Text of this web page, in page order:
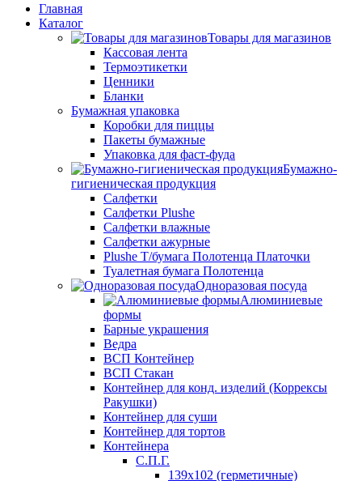
Главная
Каталог
Товары для магазинов
Кассовая лента
Термоэтикетки
Ценники
Бланки
Бумажная упаковка
Коробки для пиццы
Пакеты бумажные
Упаковка для фаст-фуда
Бумажно-
гигиеническая продукция
Салфетки
Салфетки Plushe
Салфетки влажные
Салфетки ажурные
Plushe Т/бумага Полотенца Платочки
Туалетная бумага Полотенца
Одноразовая посуда
Алюминиевые
формы
Барные украшения
Ведра
ВСП Контейнер
ВСП Стакан
Контейнер для конд. изделий (Коррексы
Ракушки)
Контейнер для суши
Контейнер для тортов
Контейнера
С.П.Г.
139х102 (герметичные)